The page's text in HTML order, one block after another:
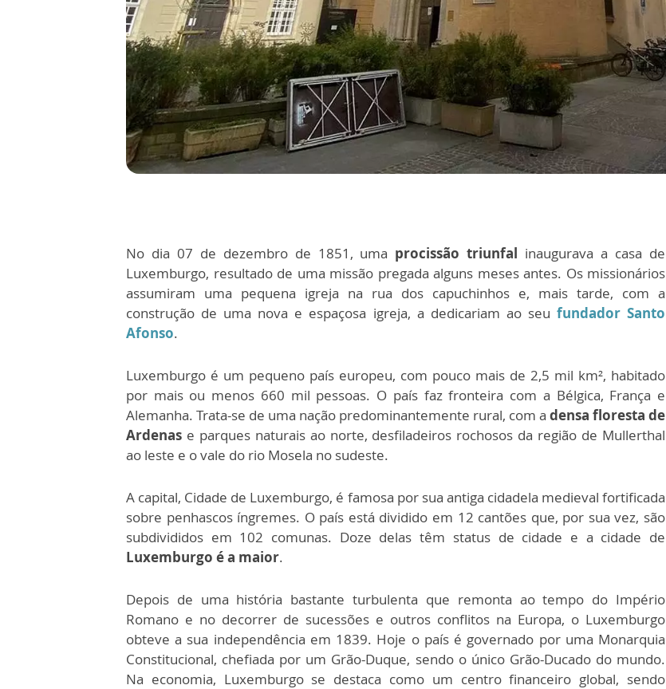
No dia 07 de dezembro de 1851, uma procissão triunfal inaugurava a casa de
Luxemburgo, resultado de uma missão pregada alguns meses antes. Os missionários
assumiram uma pequena igreja na rua dos capuchinhos e, mais tarde, com a
construção de uma nova e espaçosa igreja, a dedicariam ao seu fundador Santo
Afonso.
Luxemburgo é um pequeno país europeu, com pouco mais de 2,5 mil km², habitado
por mais ou menos 660 mil pessoas. O país faz fronteira com a Bélgica, França e
Alemanha. Trata-se de uma nação predominantemente rural, com a densa floresta de
Ardenas e parques naturais ao norte, desfiladeiros rochosos da região de Mullerthal
ao leste e o vale do rio Mosela no sudeste.
A capital, Cidade de Luxemburgo, é famosa por sua antiga cidadela medieval fortificada
sobre penhascos íngremes. O país está dividido em 12 cantões que, por sua vez, são
subdivididos em 102 comunas. Doze delas têm status de cidade e a cidade de
Luxemburgo é a maior.
Depois de uma história bastante turbulenta que remonta ao tempo do Império
Romano e no decorrer de sucessões e outros conflitos na Europa, o Luxemburgo
obteve a sua independência em 1839. Hoje o país é governado por uma Monarquia
Constitucional, chefiada por um Grão-Duque, sendo o único Grão-Ducado do mundo.
Na economia, Luxemburgo se destaca como um centro financeiro global, sendo